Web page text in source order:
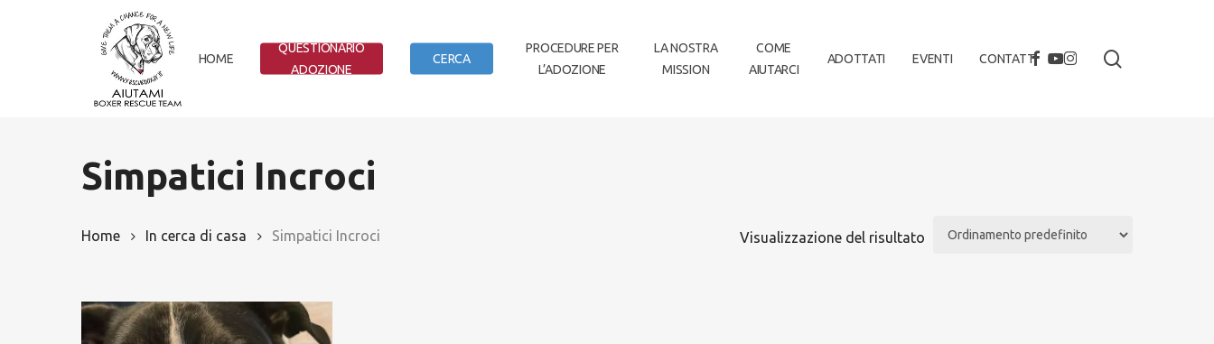
HOME
QUESTIONARIO
ADOZIONE
CERCA
PROCEDURE PER
L’ADOZIONE
LA NOSTRA
MISSION
COME
AIUTARCI
ADOTTATI EVENTI CONTATTIFACEBOOK
YOUTUBE
INSTAGRAM
Simpatici Incroci
Visualizzazione del risultato
Home In cerca di casa Simpatici Incroci